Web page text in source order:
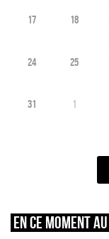
17 18
24 25
31 1
En ce moment